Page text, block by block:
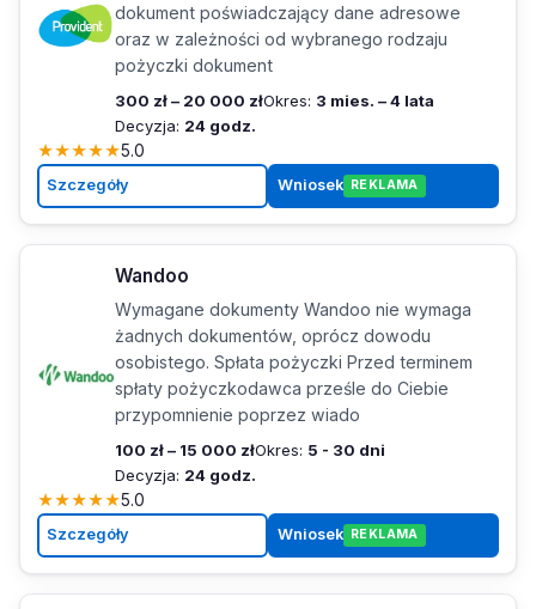
dokument poświadczający dane adresowe
oraz w zależności od wybranego rodzaju
pożyczki dokument
300 zł – 20 000 złOkres: 3 mies. – 4 lata
Decyzja: 24 godz.
★★★★★5.0
Szczegóły Wniosek REKLAMA
Wandoo
Wymagane dokumenty Wandoo nie wymaga
żadnych dokumentów, oprócz dowodu
osobistego. Spłata pożyczki Przed terminem
spłaty pożyczkodawca prześle do Ciebie
przypomnienie poprzez wiado
100 zł – 15 000 złOkres: 5 - 30 dni
Decyzja: 24 godz.
★★★★★5.0
Szczegóły Wniosek REKLAMA